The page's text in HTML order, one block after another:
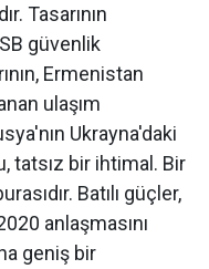
Tasarının
güvenlik
Ermenistan
ulaşım
Ukrayna'daki
tatsız bir ihtimal. Bir
Batılı güçler,
anlaşmasını
geniş bir